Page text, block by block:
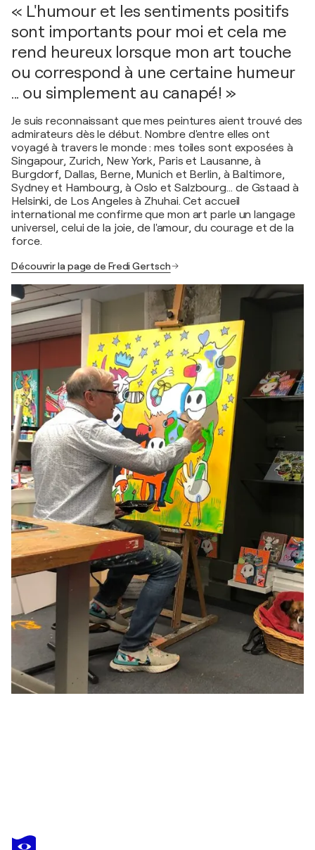
« L'humour et les sentiments positifs
sont importants pour moi et cela me
rend heureux lorsque mon art touche
ou correspond à une certaine humeur
... ou simplement au canapé! »
Je suis reconnaissant que mes peintures aient trouvé des
admirateurs dès le début. Nombre d'entre elles ont
voyagé à travers le monde : mes toiles sont exposées à
Singapour, Zurich, New York, Paris et Lausanne, à
Burgdorf, Dallas, Berne, Munich et Berlin, à Baltimore,
Sydney et Hambourg, à Oslo et Salzbourg… de Gstaad à
Helsinki, de Los Angeles à Zhuhai. Cet accueil
international me confirme que mon art parle un langage
universel, celui de la joie, de l'amour, du courage et de la
force.
Découvrir la page de Fredi Gertsch
FREDI GERTSCH